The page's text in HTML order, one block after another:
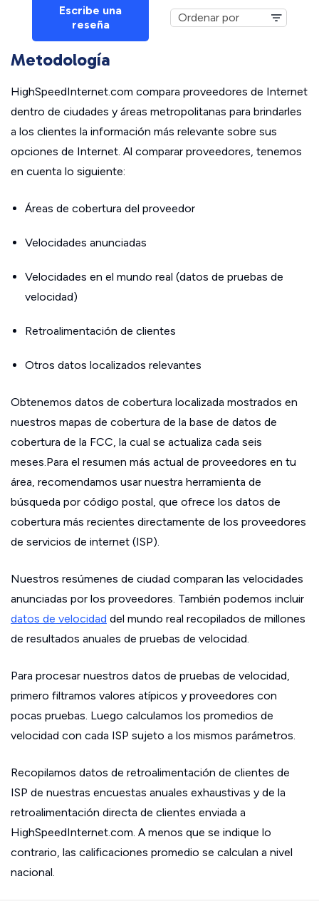
Escribe una
reseña
Metodología
HighSpeedInternet.com compara proveedores de Internet
dentro de ciudades y áreas metropolitanas para brindarles
a los clientes la información más relevante sobre sus
opciones de Internet. Al comparar proveedores, tenemos
en cuenta lo siguiente:
Áreas de cobertura del proveedor
Velocidades anunciadas
Velocidades en el mundo real (datos de pruebas de
velocidad)
Retroalimentación de clientes
Otros datos localizados relevantes
Obtenemos datos de cobertura localizada mostrados en
nuestros mapas de cobertura de la base de datos de
cobertura de la FCC, la cual se actualiza cada seis
meses.Para el resumen más actual de proveedores en tu
área, recomendamos usar nuestra herramienta de
búsqueda por código postal, que ofrece los datos de
cobertura más recientes directamente de los proveedores
de servicios de internet (ISP).
Nuestros resúmenes de ciudad comparan las velocidades
anunciadas por los proveedores. También podemos incluir
datos de velocidad del mundo real recopilados de millones
de resultados anuales de pruebas de velocidad.
Para procesar nuestros datos de pruebas de velocidad,
primero filtramos valores atípicos y proveedores con
pocas pruebas. Luego calculamos los promedios de
velocidad con cada ISP sujeto a los mismos parámetros.
Recopilamos datos de retroalimentación de clientes de
ISP de nuestras encuestas anuales exhaustivas y de la
retroalimentación directa de clientes enviada a
HighSpeedInternet.com. A menos que se indique lo
contrario, las calificaciones promedio se calculan a nivel
nacional.